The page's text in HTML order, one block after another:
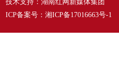
技术支持：湖南红网新媒体集团
ICP备案号： 湘ICP备17016663号-1